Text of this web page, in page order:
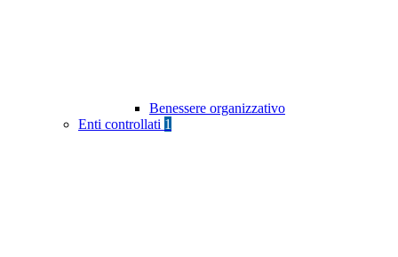
Benessere organizzativo
Enti controllati 1